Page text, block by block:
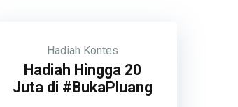
Hadiah Kontes
Hadiah Hingga 20
Juta di #BukaPluang